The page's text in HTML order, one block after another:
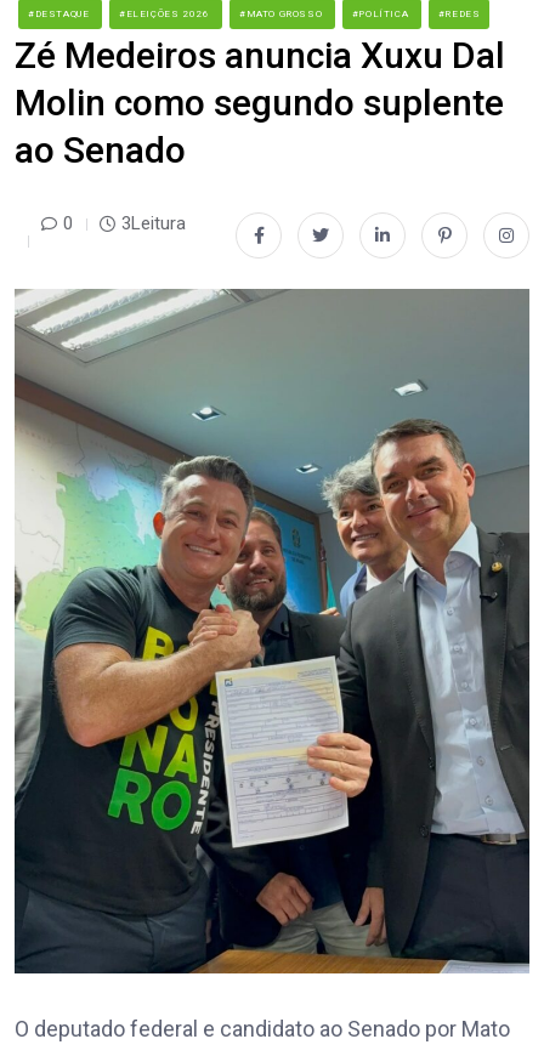
#DESTAQUE #ELEIÇÕES 2026 #MATO GROSSO #POLÍTICA #REDES
Zé Medeiros anuncia Xuxu Dal
Molin como segundo suplente
ao Senado
0 3Leitura
O deputado federal e candidato ao Senado por Mato